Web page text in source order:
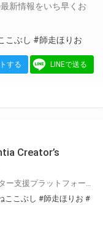
新情報をいち早くお
こぶし #師走ほりお
する LINEで送る
Creator’s
ここぶし #師走ほりお #